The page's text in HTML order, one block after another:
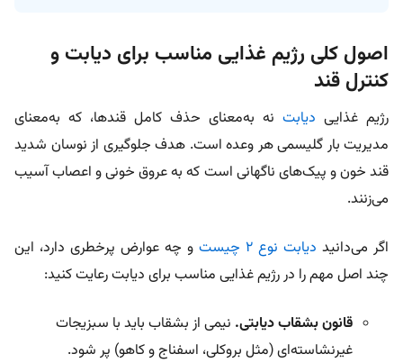
اصول کلی رژیم غذایی مناسب برای دیابت و
کنترل قند
رژیم غذایی دیابت نه به‌معنای حذف کامل قندها، که به‌معنای
مدیریت بار گلیسمی هر وعده است. هدف جلوگیری از نوسان شدید
قند خون و پیک‌های ناگهانی است که به عروق خونی و اعصاب آسیب
می‌زنند.
اگر می‌دانید دیابت نوع ۲ چیست
و چه عوارض پرخطری دارد، این
چند اصل مهم را در رژیم غذایی مناسب برای دیابت رعایت کنید:
قانون بشقاب دیابتی. نیمی از بشقاب باید با سبزیجات
غیرنشاسته‌ای (مثل بروکلی، اسفناج و کاهو) پر شود.